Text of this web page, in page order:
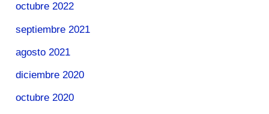
octubre 2022
septiembre 2021
agosto 2021
diciembre 2020
octubre 2020